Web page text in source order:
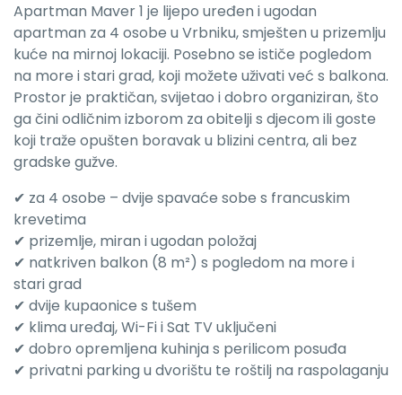
Apartman Maver 1 je lijepo uređen i ugodan
apartman za 4 osobe u Vrbniku, smješten u prizemlju
kuće na mirnoj lokaciji. Posebno se ističe pogledom
na more i stari grad, koji možete uživati već s balkona.
Prostor je praktičan, svijetao i dobro organiziran, što
ga čini odličnim izborom za obitelji s djecom ili goste
koji traže opušten boravak u blizini centra, ali bez
gradske gužve.
✔ za 4 osobe – dvije spavaće sobe s francuskim
krevetima
✔ prizemlje, miran i ugodan položaj
✔ natkriven balkon (8 m²) s pogledom na more i
stari grad
✔ dvije kupaonice s tušem
✔ klima uređaj, Wi-Fi i Sat TV uključeni
✔ dobro opremljena kuhinja s perilicom posuđa
✔ privatni parking u dvorištu te roštilj na raspolaganju